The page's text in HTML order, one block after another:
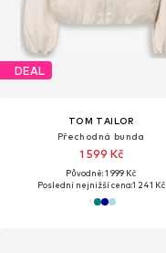
DEAL
TOM TAILOR
Přechodná bunda
1 599 Kč
Původně: 1 999 Kč
Poslední nejnižší cena:1 241 Kč